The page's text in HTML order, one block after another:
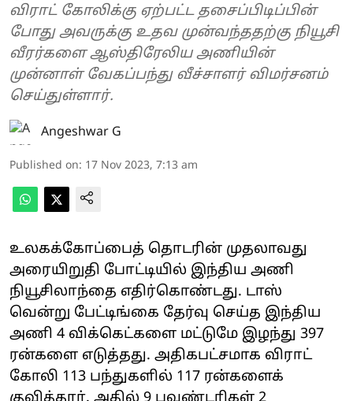
விராட் கோலிக்கு ஏற்பட்ட தசைப்பிடிப்பின்
போது அவருக்கு உதவ முன்வந்ததற்கு நியூசி
வீரர்களை ஆஸ்திரேலிய அணியின்
முன்னாள் வேகப்பந்து வீச்சாளர் விமர்சனம்
செய்துள்ளார்.
Angeshwar G
Published on: 17 Nov 2023, 7:13 am
உலகக்கோப்பைத் தொடரின் முதலாவது
அரையிறுதி போட்டியில் இந்திய அணி
நியூசிலாந்தை எதிர்கொண்டது. டாஸ்
வென்று பேட்டிங்கை தேர்வு செய்த இந்திய
அணி 4 விக்கெட்களை மட்டுமே இழந்து 397
ரன்களை எடுத்தது. அதிகபட்சமாக விராட்
கோலி 113 பந்துகளில் 117 ரன்களைக்